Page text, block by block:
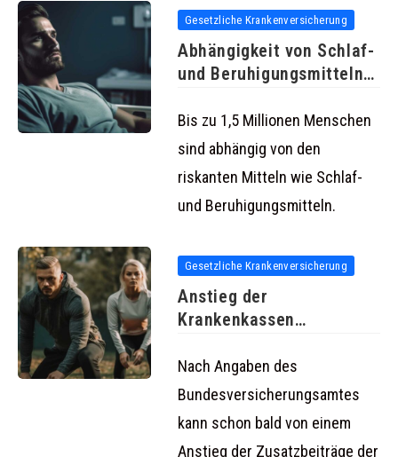
Gesetzliche Krankenversicherung
Abhängigkeit von Schlaf-
und Beruhigungsmitteln
Bis zu 1,5 Millionen Menschen
sind abhängig von den
riskanten Mitteln wie Schlaf-
und Beruhigungsmitteln.
Gesetzliche Krankenversicherung
Anstieg der
Krankenkassen
zwei Prozent
Nach Angaben des
Bundesversicherungsamtes
kann schon bald von einem
Anstieg der Zusatzbeiträge der